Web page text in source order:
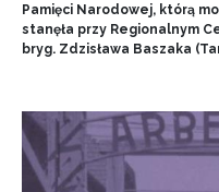
Pamięci Narodowej, którą
stanęła przy Regionalnym
bryg. Zdzisława Baszaka